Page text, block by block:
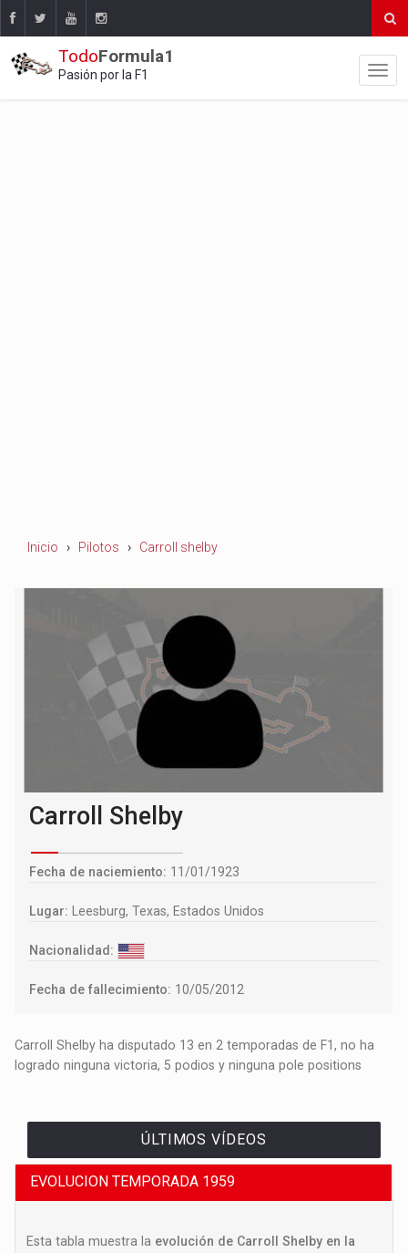
TodoFormula1
Pasión por la F1
Inicio Pilotos Carroll shelby
Carroll Shelby
Fecha de naciemiento: 11/01/1923
Lugar: Leesburg, Texas, Estados Unidos
Nacionalidad:
Fecha de fallecimiento: 10/05/2012
Carroll Shelby ha disputado 13 en 2 temporadas de F1, no ha
logrado ninguna victoria, 5 podios y ninguna pole positions
ÚLTIMOS VÍDEOS
EVOLUCION TEMPORADA 1959
Esta tabla muestra la evolución de Carroll Shelby en la